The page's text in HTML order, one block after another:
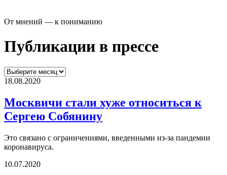
От мнений — к пониманию
Публикации в прессе
18.08.2020
Москвичи стали хуже относиться к
Сергею Собянину
Это связано с ограничениями, введенными из-за пандемии
коронавируса.
10.07.2020